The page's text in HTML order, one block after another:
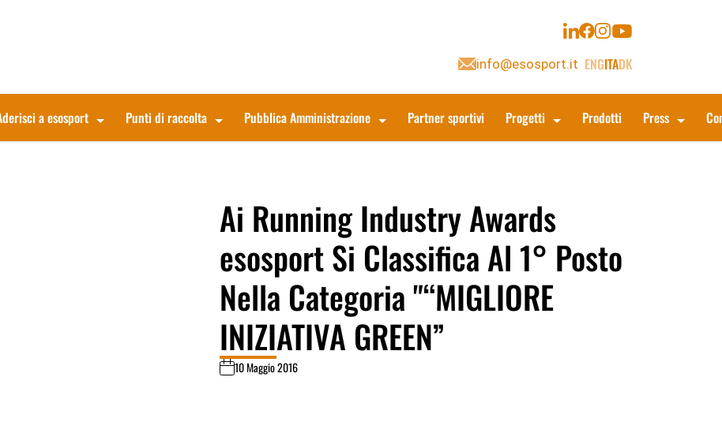
info@esosport.it ENGITADK
a esosport Punti di raccolta Pubblica Amministrazione Partner sportivi Progetti Prodotti Press
Ai Running Industry Awards
esosport Si Classifica Al 1° Posto
Nella Categoria "“MIGLIORE
INIZIATIVA GREEN”
10 Maggio 2016